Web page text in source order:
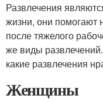
Развлечения
жизни, они помогают
после тяжелого
же виды
какие развлечения
Женщины